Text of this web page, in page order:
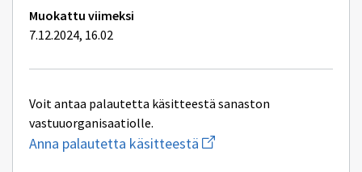
Muokattu viimeksi
7.12.2024, 16.02
Voit antaa palautetta käsitteestä sanaston
vastuuorganisaatiolle.
Anna palautetta käsitteestä Aloita
uuden